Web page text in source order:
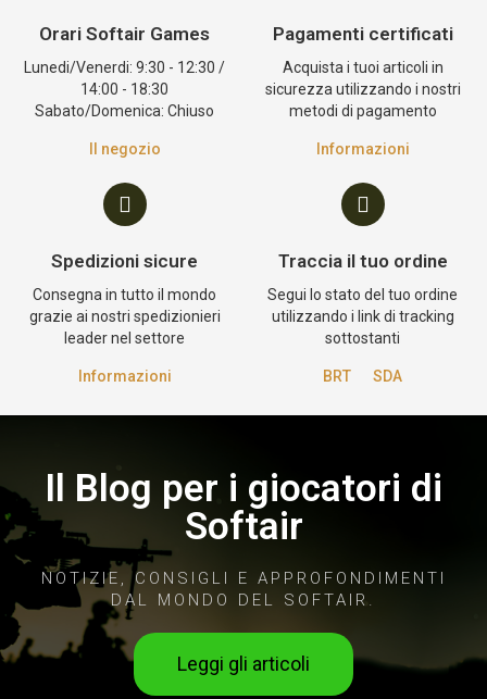
Orari Softair Games
Lunedi/Venerdi: 9:30 - 12:30 /
14:00 - 18:30
Sabato/Domenica: Chiuso
Il negozio
Pagamenti certificati
Acquista i tuoi articoli in
sicurezza utilizzando i nostri
metodi di pagamento
Informazioni
Spedizioni sicure
Consegna in tutto il mondo
grazie ai nostri spedizionieri
leader nel settore
Informazioni
Traccia il tuo ordine
Segui lo stato del tuo ordine
utilizzando i link di tracking
sottostanti
BRT SDA
Il Blog per i giocatori di
Softair
NOTIZIE, CONSIGLI E APPROFONDIMENTI
DAL MONDO DEL SOFTAIR.
Leggi gli articoli